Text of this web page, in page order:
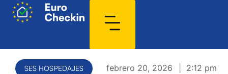
SES HOSPEDAJES febrero 20, 2026 2:12 pm